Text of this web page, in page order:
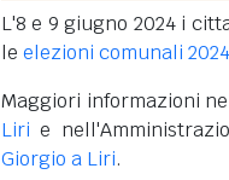
L'8 e 9 giugno 2024 i
le elezioni comunali 2024
Maggiori informazioni
Liri e
Giorgio a Liri.